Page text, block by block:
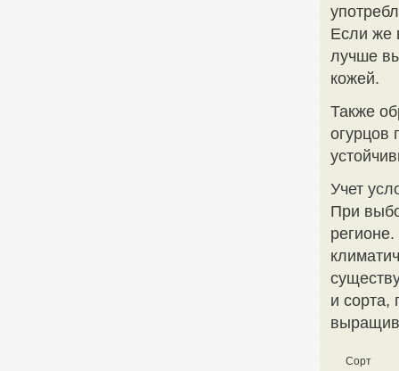
Если же
лучше
кожей.
Также
огурцов
Учет
При
и сорта,
Сорт